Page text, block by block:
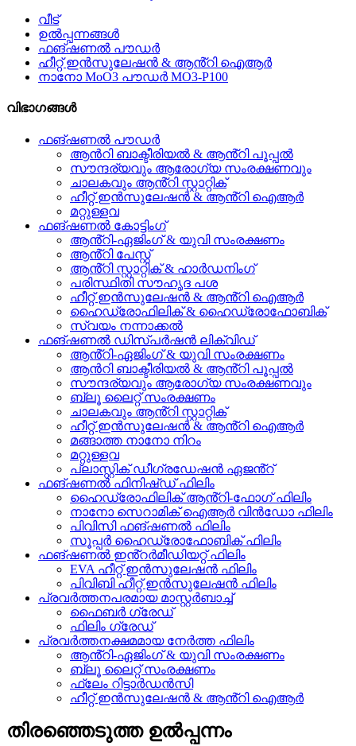
വീട്
ഉൽപ്പന്നങ്ങൾ
ഫങ്ഷണൽ പൗഡർ
ഹീറ്റ് ഇൻസുലേഷൻ & ആൻ്റി ഐആർ
നാനോ MoO3 പൗഡർ MO3-P100
വിഭാഗങ്ങൾ
ഫങ്ഷണൽ പൗഡർ
ആൻറി ബാക്ടീരിയൽ & ആൻ്റി പൂപ്പൽ
സൗന്ദര്യവും ആരോഗ്യ സംരക്ഷണവും
ചാലകവും ആൻ്റി സ്റ്റാറ്റിക്
ഹീറ്റ് ഇൻസുലേഷൻ & ആൻ്റി ഐആർ
മറ്റുള്ളവ
ഫങ്ഷണൽ കോട്ടിംഗ്
ആൻ്റി-ഏജിംഗ് & യുവി സംരക്ഷണം
ആൻ്റി പേസ്റ്റ്
ആൻ്റി സ്റ്റാറ്റിക് & ഹാർഡനിംഗ്
പരിസ്ഥിതി സൗഹൃദ പശ
ഹീറ്റ് ഇൻസുലേഷൻ & ആൻ്റി ഐആർ
ഹൈഡ്രോഫിലിക് & ഹൈഡ്രോഫോബിക്
സ്വയം നന്നാക്കൽ
ഫങ്ഷണൽ ഡിസ്പർഷൻ ലിക്വിഡ്
ആൻ്റി-ഏജിംഗ് & യുവി സംരക്ഷണം
ആൻറി ബാക്ടീരിയൽ & ആൻ്റി പൂപ്പൽ
സൗന്ദര്യവും ആരോഗ്യ സംരക്ഷണവും
ബ്ലൂ ലൈറ്റ് സംരക്ഷണം
ചാലകവും ആൻ്റി സ്റ്റാറ്റിക്
ഹീറ്റ് ഇൻസുലേഷൻ & ആൻ്റി ഐആർ
മങ്ങാത്ത നാനോ നിറം
മറ്റുള്ളവ
പ്ലാസ്റ്റിക് ഡീഗ്രഡേഷൻ ഏജൻ്റ്
ഫങ്ഷണൽ ഫിനിഷ്ഡ് ഫിലിം
ഹൈഡ്രോഫിലിക് ആൻ്റി-ഫോഗ് ഫിലിം
നാനോ സെറാമിക് ഐആർ വിൻഡോ ഫിലിം
പിവിസി ഫങ്ഷണൽ ഫിലിം
സൂപ്പർ ഹൈഡ്രോഫോബിക് ഫിലിം
ഫങ്ഷണൽ ഇൻ്റർമീഡിയറ്റ് ഫിലിം
EVA ഹീറ്റ് ഇൻസുലേഷൻ ഫിലിം
പിവിബി ഹീറ്റ് ഇൻസുലേഷൻ ഫിലിം
പ്രവർത്തനപരമായ മാസ്റ്റർബാച്ച്
ഫൈബർ ഗ്രേഡ്
ഫിലിം ഗ്രേഡ്
പ്രവർത്തനക്ഷമമായ നേർത്ത ഫിലിം
ആൻ്റി-ഏജിംഗ് & യുവി സംരക്ഷണം
ബ്ലൂ ലൈറ്റ് സംരക്ഷണം
ഫ്ലേം റിട്ടാർഡൻസി
ഹീറ്റ് ഇൻസുലേഷൻ & ആൻ്റി ഐആർ
തിരഞ്ഞെടുത്ത ഉൽപ്പന്നം